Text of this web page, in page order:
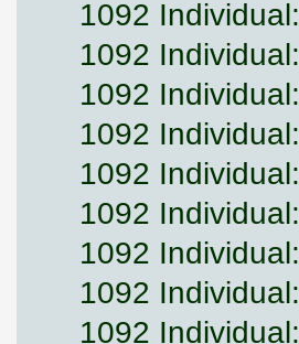
1092 Individual:
1092 Individual:
1092 Individual:
1092 Individual:
1092 Individual:
1092 Individual:
1092 Individual:
1092 Individual:
1092 Individual: